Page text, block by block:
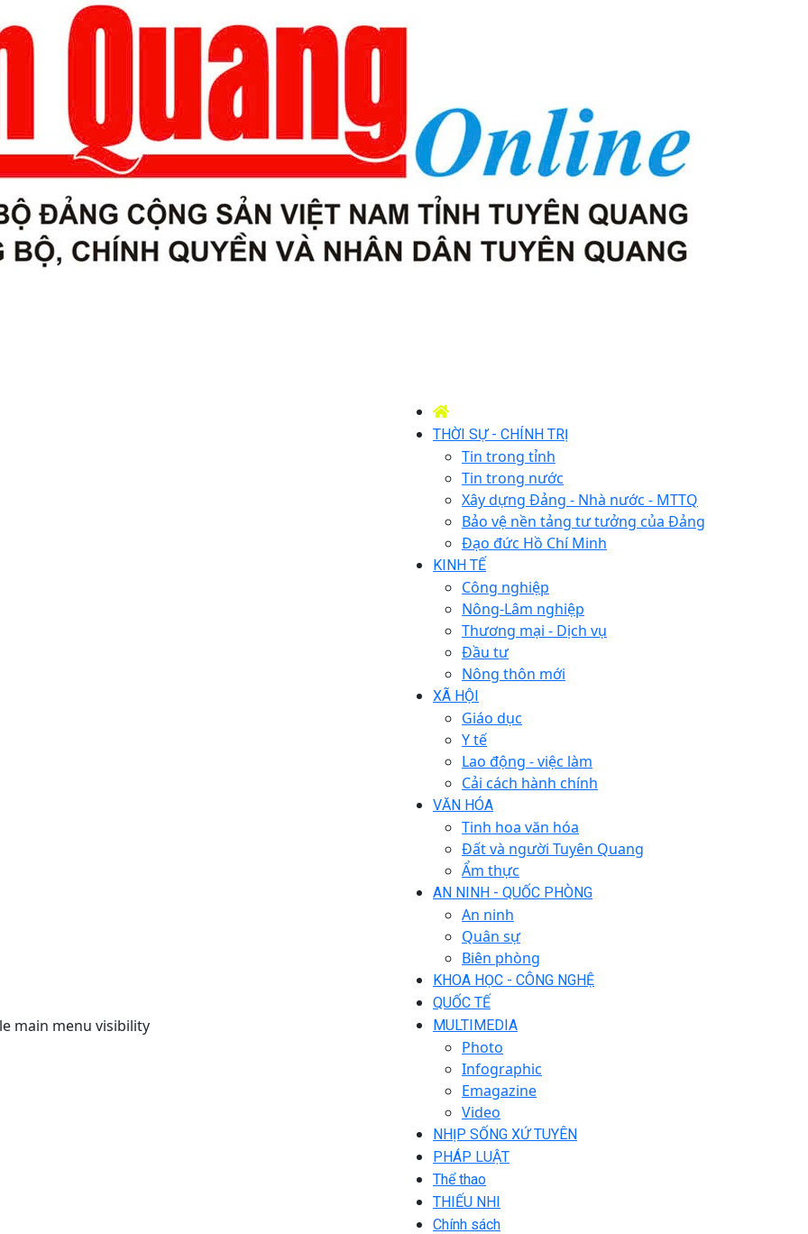
main menu visibility
THỜI SỰ - CHÍNH TRỊ
Tin trong tỉnh
Tin trong nước
Xây dựng Đảng - Nhà nước - MTTQ
Bảo vệ nền tảng tư tưởng của Đảng
Đạo đức Hồ Chí Minh
KINH TẾ
Công nghiệp
Nông-Lâm nghiệp
Thương mại - Dịch vụ
Đầu tư
Nông thôn mới
XÃ HỘI
Giáo dục
Y tế
Lao động - việc làm
Cải cách hành chính
VĂN HÓA
Tinh hoa văn hóa
Đất và người Tuyên Quang
Ẩm thực
AN NINH - QUỐC PHÒNG
An ninh
Quân sự
Biên phòng
KHOA HỌC - CÔNG NGHỆ
QUỐC TẾ
MULTIMEDIA
Photo
Infographic
Emagazine
Video
NHỊP SỐNG XỨ TUYÊN
PHÁP LUẬT
Thể thao
THIẾU NHI
Chính sách